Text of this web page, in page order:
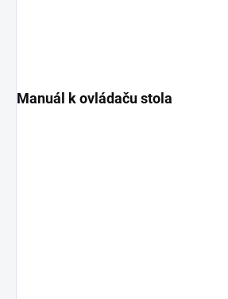
Manuál k ovládaču stola